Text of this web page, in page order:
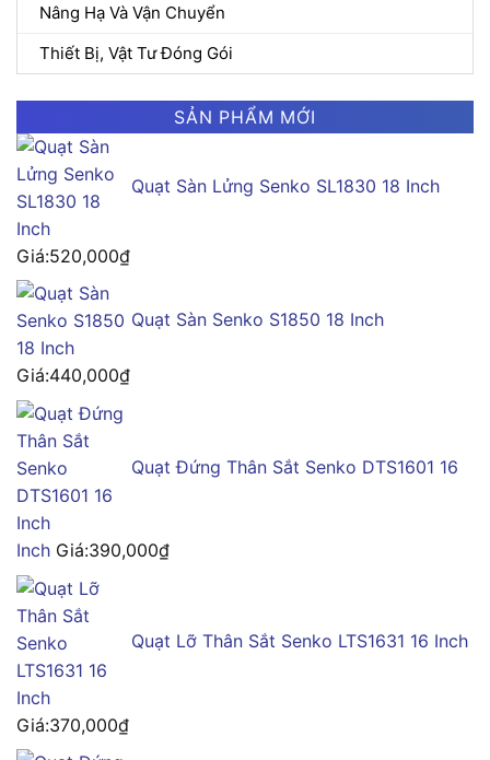
Nâng Hạ Và Vận Chuyển
Thiết Bị, Vật Tư Đóng Gói
SẢN PHẨM MỚI
Quạt Sàn Lửng Senko SL1830 18 Inch
Giá:520,000₫
Quạt Sàn Senko S1850 18 Inch
Giá:440,000₫
Quạt Đứng Thân Sắt Senko DTS1601 16
Inch Giá:390,000₫
Quạt Lỡ Thân Sắt Senko LTS1631 16 Inch
Giá:370,000₫